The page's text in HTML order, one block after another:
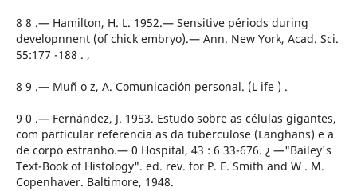
8 8 .— Hamilton, H. L. 1952.— Sensitive périods during
developnnent (of chick embryo).— Ann. New York, Acad. Sci.
55:177 -188 . ,
8 9 .— Muñ o z, A. Comunicación personal. (L ife ) .
9 0 .— Fernández, J. 1953. Estudo sobre as células gigantes,
com particular referencia as da tuberculose (Langhans) e a
de corpo estranho.— 0 Hospital, 43 : 6 33-676. ¿ —"Bailey's
Text-Book of Histology". ed. rev. for P. E. Smith and W . M.
Copenhaver. Baltimore, 1948.